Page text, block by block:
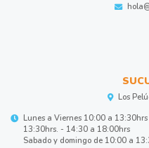
Los
Lunes a Viernes 10:00 a
13:30hrs. - 14:30 a 18:00hrs
Sabado y domingo de 10:00 a